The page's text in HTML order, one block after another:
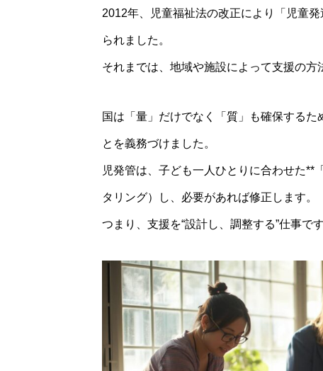
2012年、児童福祉法の改正により「児童
られました。
それまでは、地域や施設によって支援の方
国は「量」だけでなく「質」も確保する
とを義務づけました。
児発管は、子ども一人ひとりに合わせた**
タリング）し、必要があれば修正します。
つまり、支援を“設計し、調整する”仕事です